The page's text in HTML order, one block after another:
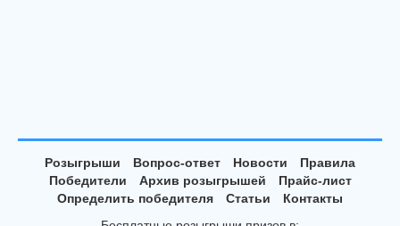
Розыгрыши Вопрос-ответ Новости
Правила
Победители
Архив розыгрышей
Прайс-лист
Определить победителя
Статьи
Контакты